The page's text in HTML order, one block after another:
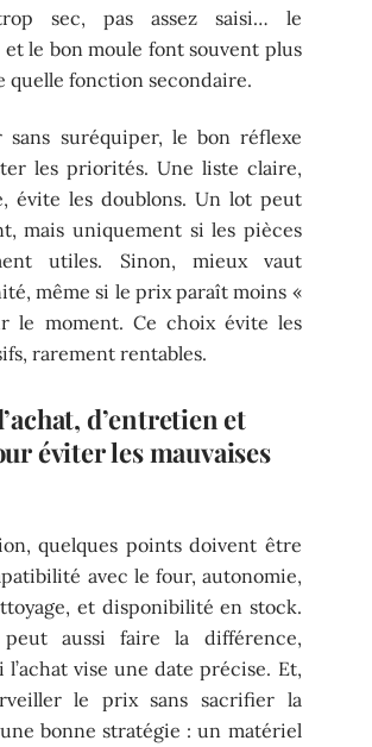
sec, pas assez saisi… le
le bon moule font souvent plus
quelle fonction secondaire.
sans suréquiper, le bon réflexe
les priorités. Une liste claire,
évite les doublons. Un lot peut
mais uniquement si les pièces
utiles. Sinon, mieux vaut
même si le prix paraît moins «
le moment. Ce choix évite les
rarement rentables.
d’entretien et
éviter les mauvaises
quelques points doivent être
avec le four, autonomie,
et disponibilité en stock.
aussi faire la différence,
l’achat vise une date précise. Et,
le prix sans sacrifier la
bonne stratégie : un matériel